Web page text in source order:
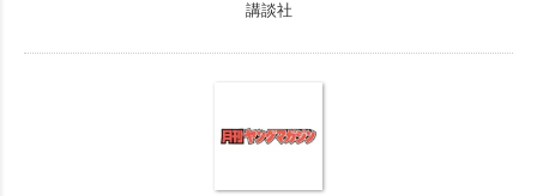
講談社